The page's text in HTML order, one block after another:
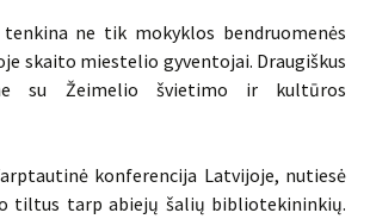
ne tik mokyklos bendruomenės
skaito miestelio gyventojai. Draugiškus
su Žeimelio švietimo ir kultūros
konferencija Latvijoje, nutiesė
tiltus tarp abiejų šalių bibliotekininkių.